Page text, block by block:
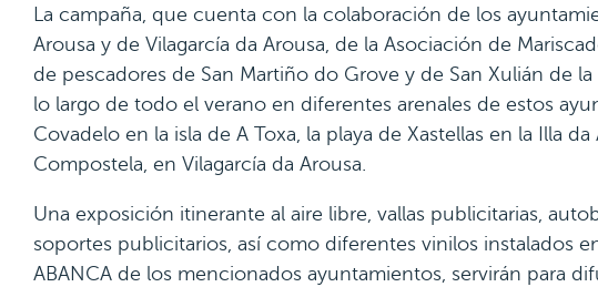
La campaña, que cuenta con la colaboración de los
Arousa y de Vilagarcía da Arousa, de la Asociación de
de pescadores de San Martiño do Grove y de San Xulián de la
lo largo de todo el verano en diferentes arenales de estos
Covadelo en la isla de A Toxa, la playa de Xastellas en la Illa
Compostela, en Vilagarcía da Arousa.
Una exposición itinerante al aire libre, vallas publicitarias,
soportes publicitarios, así como diferentes vinilos instalados
ABANCA de los mencionados ayuntamientos, servirán para